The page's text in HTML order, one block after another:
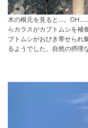
木の根元を見ると…。
らカラスがカブトムシを補
ブトムシがおびき寄せられ
るようでした。自然の摂理